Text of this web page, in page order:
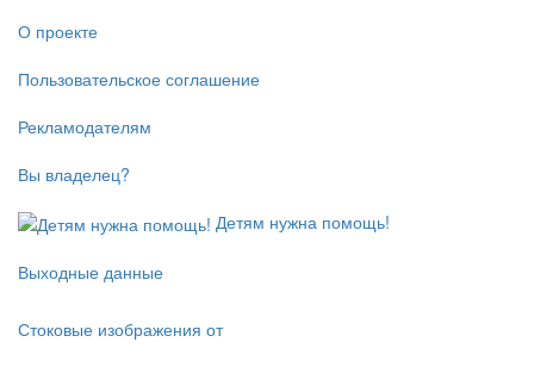
О проекте
Пользовательское соглашение
Рекламодателям
Вы владелец?
Детям нужна помощь!
Выходные данные
Стоковые изображения от